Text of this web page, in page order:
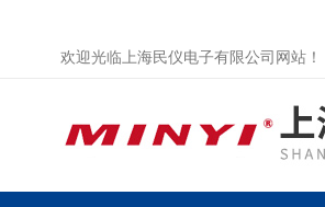
欢迎光临上海民仪电子有限公司网站！